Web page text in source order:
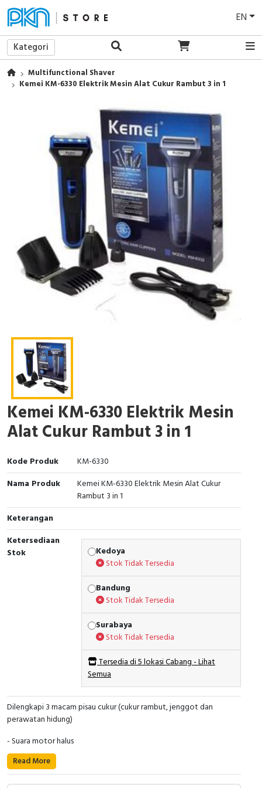
EN
Kategori
Multifunctional Shaver
Kemei KM-6330 Elektrik Mesin Alat Cukur Rambut 3 in 1
Kemei KM-6330 Elektrik Mesin
Alat Cukur Rambut 3 in 1
Kode Produk
KM-6330
Nama Produk
Kemei KM-6330 Elektrik Mesin Alat Cukur
Rambut 3 in 1
Keterangan
Ketersediaan
Stok
Kedoya
Stok Tidak Tersedia
Bandung
Stok Tidak Tersedia
Surabaya
Stok Tidak Tersedia
Tersedia di 5 lokasi Cabang - Lihat
Semua
Dilengkapi 3 macam pisau cukur (cukur rambut, jenggot dan
perawatan hidung)
- Suara motor halus
- Charging mode power
- Dapat memotong lebih banyak rambut
Read More